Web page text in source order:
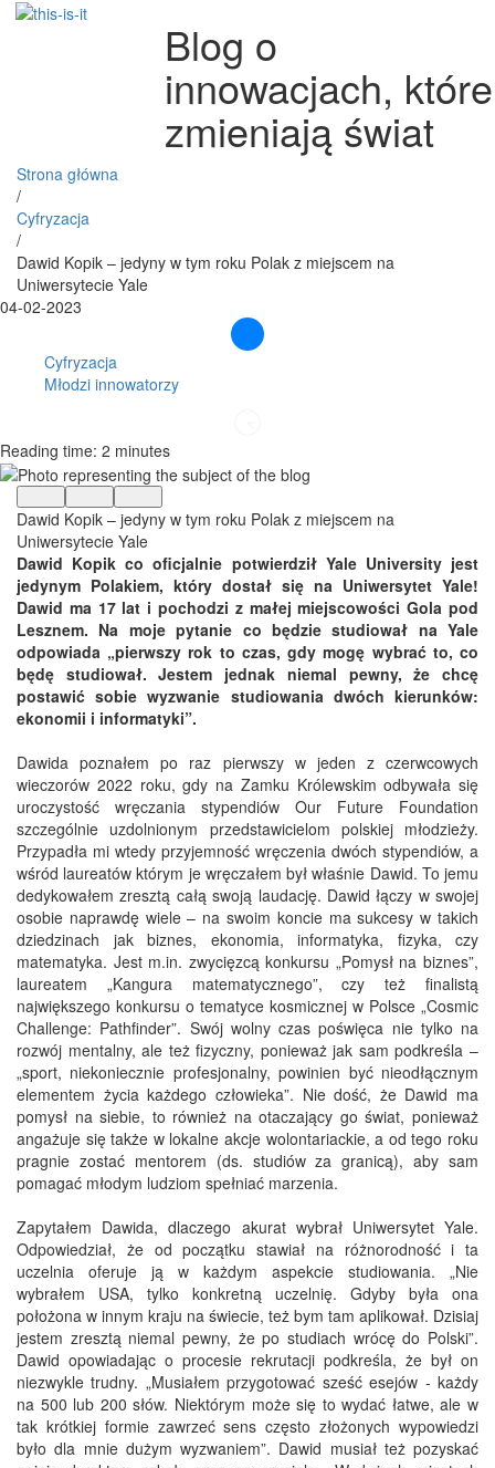
Blog o
innowacjach, które
zmieniają świat
Strona główna
/
Cyfryzacja
/
Dawid Kopik – jedyny w tym roku Polak z miejscem na
Uniwersytecie Yale
04-02-2023
Cyfryzacja
Młodzi innowatorzy
Reading time: 2 minutes
Dawid Kopik – jedyny w tym roku Polak z miejscem na
Uniwersytecie Yale
Dawid Kopik co oficjalnie potwierdził Yale University jest
jedynym Polakiem, który dostał się na Uniwersytet Yale!
Dawid ma 17 lat i pochodzi z małej miejscowości Gola pod
Lesznem. Na moje pytanie co będzie studiował na Yale
odpowiada „pierwszy rok to czas, gdy mogę wybrać to, co
będę studiował. Jestem jednak niemal pewny, że chcę
postawić sobie wyzwanie studiowania dwóch kierunków:
ekonomii i informatyki”.
Dawida poznałem po raz pierwszy w jeden z czerwcowych
wieczorów 2022 roku, gdy na Zamku Królewskim odbywała się
uroczystość wręczania stypendiów Our Future Foundation
szczególnie uzdolnionym przedstawicielom polskiej młodzieży.
Przypadła mi wtedy przyjemność wręczenia dwóch stypendiów, a
wśród laureatów którym je wręczałem był właśnie Dawid. To jemu
dedykowałem zresztą całą swoją laudację. Dawid łączy w swojej
osobie naprawdę wiele – na swoim koncie ma sukcesy w takich
dziedzinach jak biznes, ekonomia, informatyka, fizyka, czy
matematyka. Jest m.in. zwycięzcą konkursu „Pomysł na biznes”,
laureatem „Kangura matematycznego”, czy też finalistą
największego konkursu o tematyce kosmicznej w Polsce „Cosmic
Challenge: Pathfinder”. Swój wolny czas poświęca nie tylko na
rozwój mentalny, ale też fizyczny, ponieważ jak sam podkreśla –
„sport, niekoniecznie profesjonalny, powinien być nieodłącznym
elementem życia każdego człowieka”. Nie dość, że Dawid ma
pomysł na siebie, to również na otaczający go świat, ponieważ
angażuje się także w lokalne akcje wolontariackie, a od tego roku
pragnie zostać mentorem (ds. studiów za granicą), aby sam
pomagać młodym ludziom spełniać marzenia.
Zapytałem Dawida, dlaczego akurat wybrał Uniwersytet Yale.
Odpowiedział, że od początku stawiał na różnorodność i ta
uczelnia oferuje ją w każdym aspekcie studiowania. „Nie
wybrałem USA, tylko konkretną uczelnię. Gdyby była ona
położona w innym kraju na świecie, też bym tam aplikował. Dzisiaj
jestem zresztą niemal pewny, że po studiach wrócę do Polski”.
Dawid opowiadając o procesie rekrutacji podkreśla, że był on
niezwykle trudny. „Musiałem przygotować sześć esejów - każdy
na 500 lub 200 słów. Niektórym może się to wydać łatwe, ale w
tak krótkiej formie zawrzeć sens często złożonych wypowiedzi
było dla mnie dużym wyzwaniem”. Dawid musiał też pozyskać